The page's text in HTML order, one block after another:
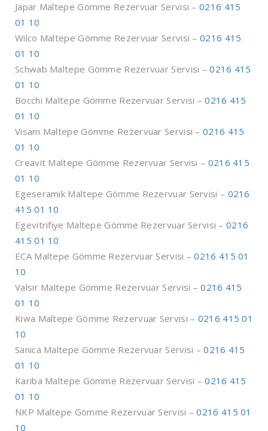
Japar Maltepe Gömme Rezervuar Servisi – 0216 415
01 10
Wilco Maltepe Gömme Rezervuar Servisi – 0216 415
01 10
Schwab Maltepe Gömme Rezervuar Servisi –0216 415
01 10
Bocchi Maltepe Gömme Rezervuar Servisi –0216 415
01 10
Visam Maltepe Gömme Rezervuar Servisi – 0216 415
01 10
Creavit Maltepe Gömme Rezervuar Servisi – 0216 415
01 10
Egeseramik Maltepe Gömme Rezervuar Servisi – 0216
415 01 10
Egevitrifiye Maltepe Gömme Rezervuar Servisi –0216
415 01 10
ECA Maltepe Gömme Rezervuar Servisi –0216 415 01
10
Valsir Maltepe Gömme Rezervuar Servisi –0216 415
01 10
Kiwa Maltepe Gömme Rezervuar Servisi – 0216 415 01
10
Sanica Maltepe Gömme Rezervuar Servisi –0216 415
01 10
Kariba Maltepe Gömme Rezervuar Servisi –0216 415
01 10
NKP Maltepe Gömme Rezervuar Servisi –0216 415 01
10